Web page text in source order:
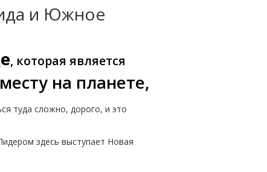
и Южное
, которая является
на планете,
туда сложно, дорого, и это
здесь выступает Новая